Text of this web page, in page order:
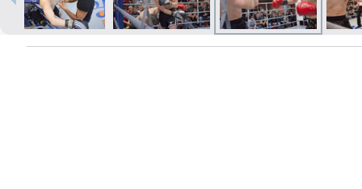
Печать в течение 1 часа в Риге –